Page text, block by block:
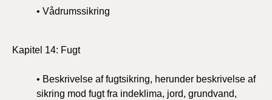
• Vådrumssikring
Kapitel 14: Fugt
• Beskrivelse af fugtsikring, herunder beskrivelse af
sikring mod fugt fra indeklima, jord, grundvand,